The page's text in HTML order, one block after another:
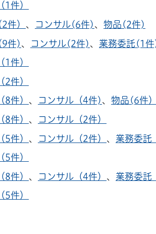
1件）
件） 、 コンサル(6件) 、 物品(2件)
9件) コンサル(2件) 業務委託(1件
1件）
2件）
8件） 、 コンサル（4件) 、 物品(6件）
8件） 、 コンサル（2件）
5件） コンサル（2件） 業務委託
5件）
8件） 、 コンサル（4件） 、 業務委託
5件）